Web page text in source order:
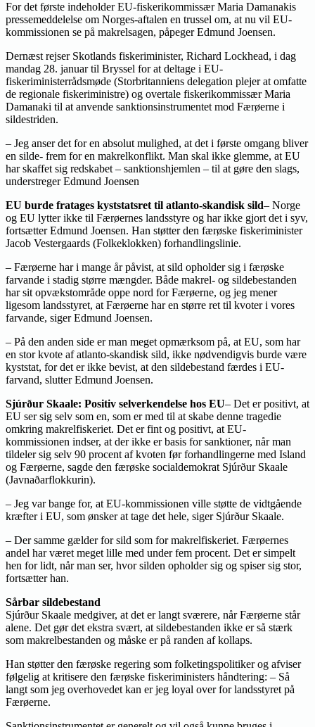
For det første indeholder EU-fiskerikommissær Maria Damanakis
pressemeddelelse om Norges-aftalen en trussel om, at nu vil EU-
kommissionen se på makrelsagen, påpeger Edmund Joensen.
Dernæst rejser Skotlands fiskeriminister, Richard Lockhead, i dag
mandag 28. januar til Bryssel for at deltage i EU-
fiskeriministerrådsmøde (Storbritanniens delegation plejer at omfatte
de regionale fiskeriministre) og overtale fiskerikommissær Maria
Damanaki til at anvende sanktionsinstrumentet mod Færøerne i
sildestriden.
– Jeg anser det for en absolut mulighed, at det i første omgang bliver
en silde- frem for en makrelkonflikt. Man skal ikke glemme, at EU
har skaffet sig redskabet – sanktionshjemlen – til at gøre den slags,
understreger Edmund Joensen
EU burde fratages kyststatsret til atlanto-skandisk sild– Norge
og EU lytter ikke til Færøernes landsstyre og har ikke gjort det i syv,
fortsætter Edmund Joensen. Han støtter den færøske fiskeriminister
Jacob Vestergaards (Folkeklokken) forhandlingslinie.
– Færøerne har i mange år påvist, at sild opholder sig i færøske
farvande i stadig større mængder. Både makrel- og sildebestanden
har sit opvækstområde oppe nord for Færøerne, og jeg mener
ligesom landsstyret, at Færøerne har en større ret til kvoter i vores
farvande, siger Edmund Joensen.
– På den anden side er man meget opmærksom på, at EU, som har
en stor kvote af atlanto-skandisk sild, ikke nødvendigvis burde være
kyststat, for det er ikke bevist, at den sildebestand færdes i EU-
farvand, slutter Edmund Joensen.
Sjúrður Skaale: Positiv selverkendelse hos EU– Det er positivt, at
EU ser sig selv som en, som er med til at skabe denne tragedie
omkring makrelfiskeriet. Det er fint og positivt, at EU-
kommissionen indser, at der ikke er basis for sanktioner, når man
tildeler sig selv 90 procent af kvoten før forhandlingerne med Island
og Færøerne, sagde den færøske socialdemokrat Sjúrður Skaale
(Javnaðarflokkurin).
– Jeg var bange for, at EU-kommissionen ville støtte de vidtgående
kræfter i EU, som ønsker at tage det hele, siger Sjúrður Skaale.
– Der samme gælder for sild som for makrelfiskeriet. Færøernes
andel har været meget lille med under fem procent. Det er simpelt
hen for lidt, når man ser, hvor silden opholder sig og spiser sig stor,
fortsætter han.
Sårbar sildebestand
Sjúrður Skaale medgiver, at det er langt sværere, når Færøerne står
alene. Det gør det ekstra svært, at sildebestanden ikke er så stærk
som makrelbestanden og måske er på randen af kollaps.
Han støtter den færøske regering som folketingspolitiker og afviser
følgelig at kritisere den færøske fiskeriministers håndtering: – Så
langt som jeg overhovedet kan er jeg loyal over for landsstyret på
Færøerne.